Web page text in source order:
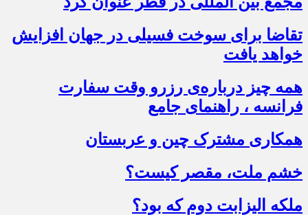
تقاضا برای سوخت فسیلی در جهان افزایش
خواهد یافت
همه چیز درباره‌ی رزرو وقت سفارت
فرانسه ، راهنمای جامع
همکاری مشترک چین و عربستان
خشم ملت، مقصر کیست؟
ملکه الیزابت دوم که بود؟